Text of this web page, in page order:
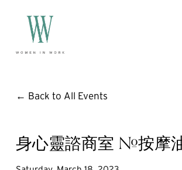
Back to All Events
身心靈諮商室 #按摩